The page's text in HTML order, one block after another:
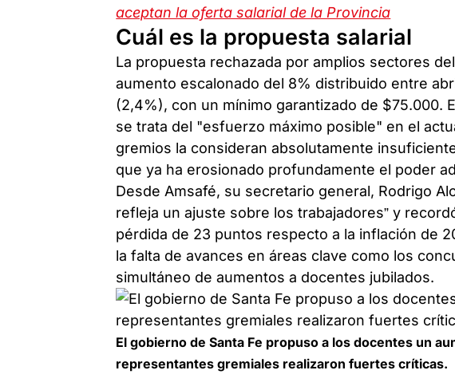
aceptan la oferta salarial de la Provincia
Cuál es la propuesta salarial
La propuesta rechazada por amplios sectores
aumento escalonado del 8% distribuido entre
(2,4%), con un mínimo garantizado de $75.000.
se trata del "esfuerzo máximo posible" en el
gremios la consideran absolutamente
que ya ha erosionado profundamente el poder
Desde Amsafé, su secretario general, Rodrigo
refleja un ajuste sobre los trabajadores” y
pérdida de 23 puntos respecto a la inflación de
la falta de avances en áreas clave como los
simultáneo de aumentos a docentes jubilados.
El gobierno de Santa Fe propuso a los docentes un
representantes gremiales realizaron fuertes críticas.